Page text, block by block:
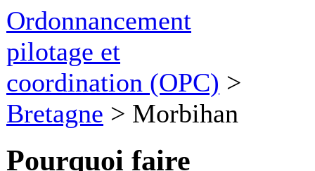
Ordonnancement
pilotage et
coordination (OPC) >
Bretagne > Morbihan
Pourquoi faire